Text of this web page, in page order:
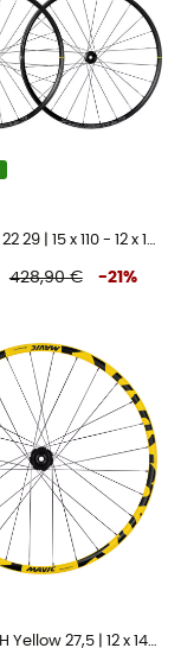
428,90 € -21 %